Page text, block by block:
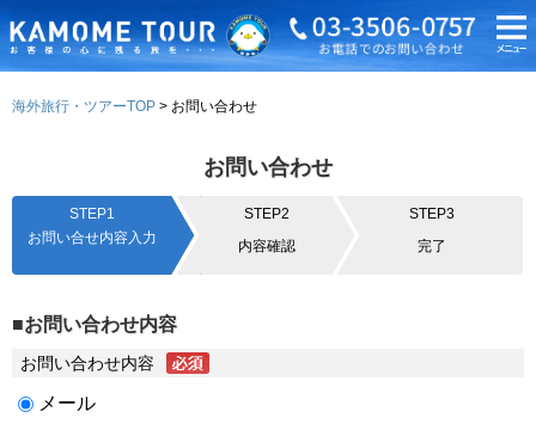
海外旅行・ツアーTOP お問い合わせ
お問い合わせ
STEP1
お問い合せ内容入力
STEP2
内容確認
STEP3
完了
■お問い合わせ内容
お問い合わせ内容
メール